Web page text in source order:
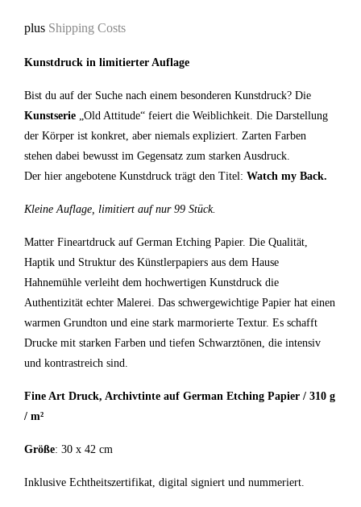
plus Shipping Costs
Kunstdruck in limitierter Auflage
Bist du auf der Suche nach einem besonderen Kunstdruck? Die
Kunstserie „Old Attitude“ feiert die Weiblichkeit. Die Darstellung
der Körper ist konkret, aber niemals expliziert. Zarten Farben
stehen dabei bewusst im Gegensatz zum starken Ausdruck.
Der hier angebotene Kunstdruck trägt den Titel: Watch my Back.
Kleine Auflage, limitiert auf nur 99 Stück.
Matter Fineartdruck auf German Etching Papier. Die Qualität,
Haptik und Struktur des Künstlerpapiers aus dem Hause
Hahnemühle verleiht dem hochwertigen Kunstdruck die
Authentizität echter Malerei. Das schwergewichtige Papier hat einen
warmen Grundton und eine stark marmorierte Textur. Es schafft
Drucke mit starken Farben und tiefen Schwarztönen, die intensiv
und kontrastreich sind.
Fine Art Druck, Archivtinte auf German Etching Papier / 310 g
/ m²
Größe: 30 x 42 cm
Inklusive Echtheitszertifikat, digital signiert und nummeriert.